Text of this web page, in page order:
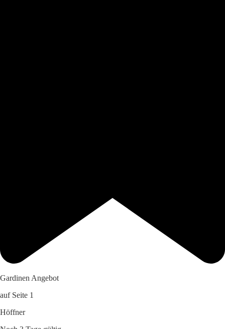
Gardinen Angebot
auf Seite 1
Höffner